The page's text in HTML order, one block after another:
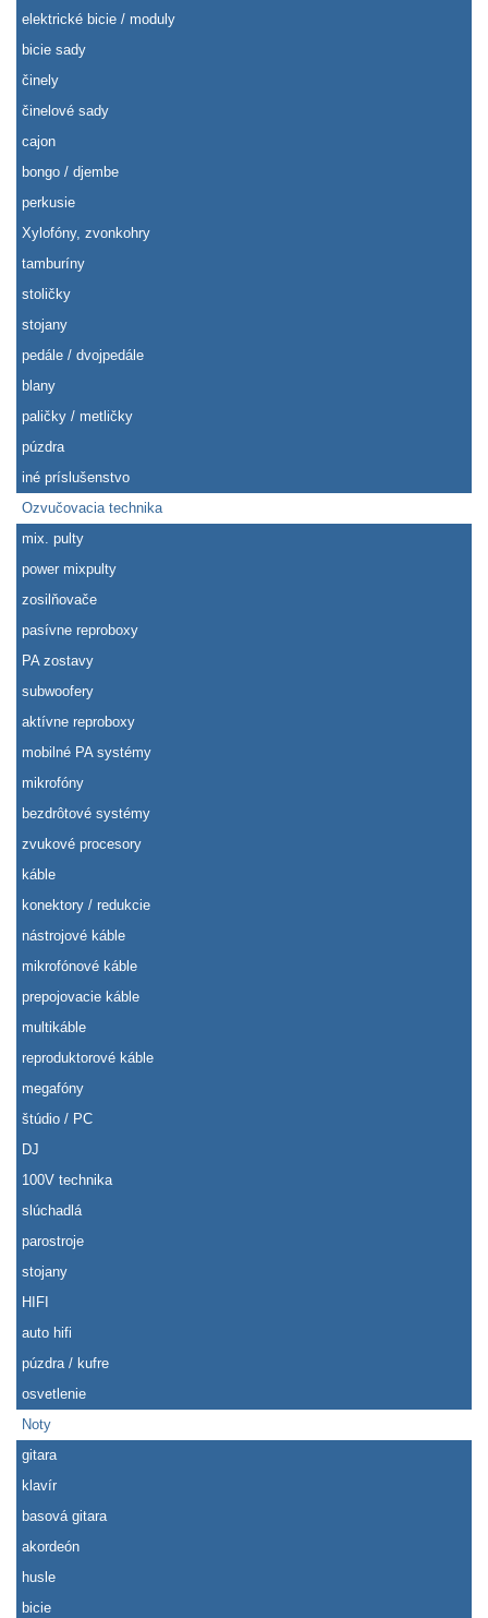
elektrické bicie / moduly
bicie sady
činely
činelové sady
cajon
bongo / djembe
perkusie
Xylofóny, zvonkohry
tamburíny
stoličky
stojany
pedále / dvojpedále
blany
paličky / metličky
púzdra
iné príslušenstvo
Ozvučovacia technika
mix. pulty
power mixpulty
zosilňovače
pasívne reproboxy
PA zostavy
subwoofery
aktívne reproboxy
mobilné PA systémy
mikrofóny
bezdrôtové systémy
zvukové procesory
káble
konektory / redukcie
nástrojové káble
mikrofónové káble
prepojovacie káble
multikáble
reproduktorové káble
megafóny
štúdio / PC
DJ
100V technika
slúchadlá
parostroje
stojany
HIFI
auto hifi
púzdra / kufre
osvetlenie
Noty
gitara
klavír
basová gitara
akordeón
husle
bicie